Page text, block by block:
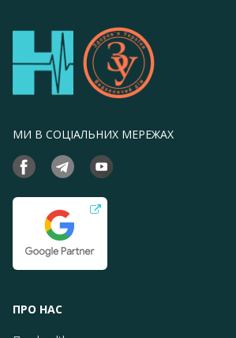
МИ В СОЦІАЛЬНИХ МЕРЕЖАХ
ПРО НАС